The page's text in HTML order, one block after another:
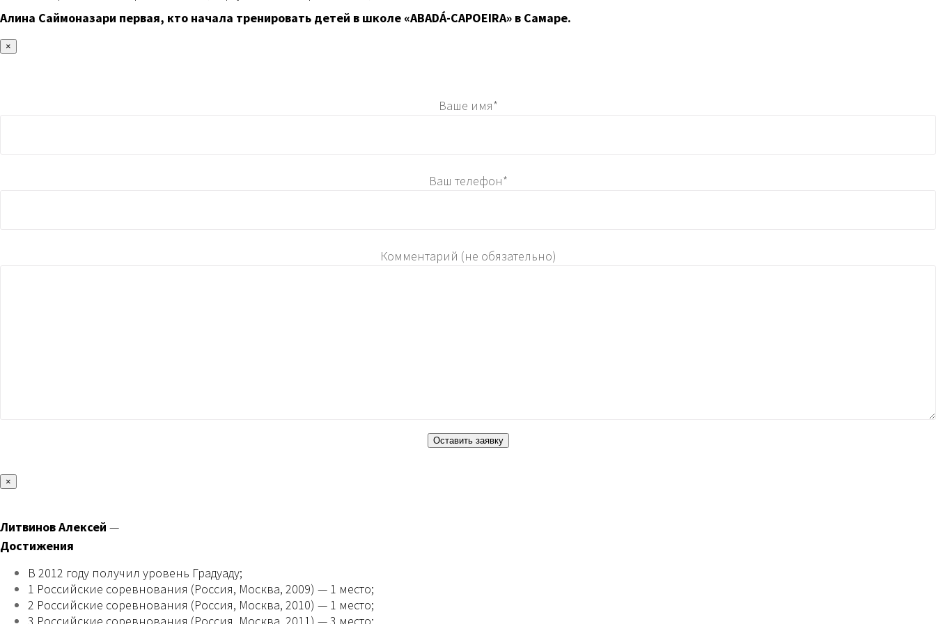
Алина Саймоназари первая, кто начала тренировать детей в школе «ABADÁ-CAPOEIRA» в Самаре.
×
Ваше имя*
Ваш телефон*
Комментарий (не обязательно)
×
Литвинов Алексей —
Достижения
В 2012 году получил уровень Градуаду;
1 Российские соревнования (Россия, Москва, 2009) — 1 место;
2 Российские соревнования (Россия, Москва, 2010) — 1 место;
3 Российские соревнования (Россия, Москва, 2011) — 3 место;